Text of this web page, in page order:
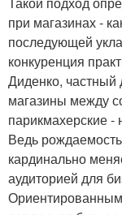
при магазинах -
последующей
конкуренция
Диденко, частный
магазины между
парикмахерские
Ведь
кардинально
аудиторией для